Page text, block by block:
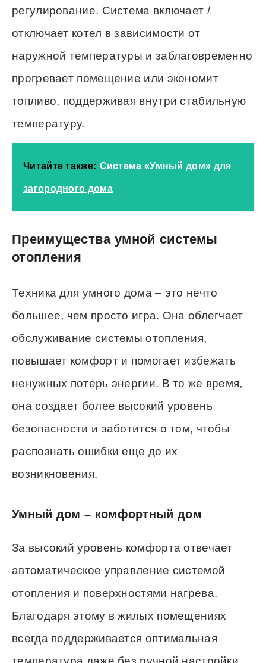
регулирование. Система включает /
отключает котел в зависимости от
наружной температуры и заблаговременно
прогревает помещение или экономит
топливо, поддерживая внутри стабильную
температуру.
Читайте также: Система «Умный дом» для
загородного дома
Преимущества умной системы
отопления
Техника для умного дома – это нечто
большее, чем просто игра. Она облегчает
обслуживание системы отопления,
повышает комфорт и помогает избежать
ненужных потерь энергии. В то же время,
она создает более высокий уровень
безопасности и заботится о том, чтобы
распознать ошибки еще до их
возникновения.
Умный дом – комфортный дом
За высокий уровень комфорта отвечает
автоматическое управление системой
отопления и поверхностями нагрева.
Благодаря этому в жилых помещениях
всегда поддерживается оптимальная